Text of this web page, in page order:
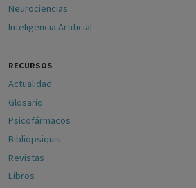
Neurociencias
Inteligencia Artificial
RECURSOS
Actualidad
Glosario
Psicofármacos
Bibliopsiquis
Revistas
Libros